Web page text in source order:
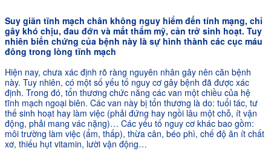
Suy giãn tĩnh mạch chân không nguy hiểm đến tính mạng, chỉ
gây khó chịu, đau đớn và mất thẩm mỹ, cản trở sinh hoạt. Tuy
nhiên biến chứng của bệnh này là sự hình thành các cục máu
đông trong lòng tĩnh mạch
Hiện nay, chưa xác định rõ ràng nguyên nhân gây nên căn bệnh
này. Tuy nhiên, có một số yếu tố nguy cơ gây bệnh đã được xác
định. Trong đó, tổn thương chức năng các van một chiều của hệ
tĩnh mạch ngoại biên. Các van này bị tổn thương là do: tuổi tác, tư
thế sinh hoạt hay làm việc (phải đứng hay ngồi lâu một chỗ, ít vận
động, phải mang vác nặng)… Các yếu tố nguy cơ khác bao gồm:
môi trường làm việc (ẩm, thấp), thừa cân, béo phì, chế độ ăn ít chất
xơ, thiếu hụt vitamin, lười vận động…